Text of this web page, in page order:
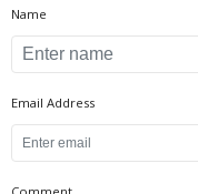
Name
Email Address